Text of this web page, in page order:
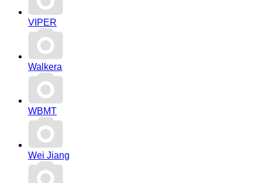
VIPER
Walkera
WBMT
Wei Jiang